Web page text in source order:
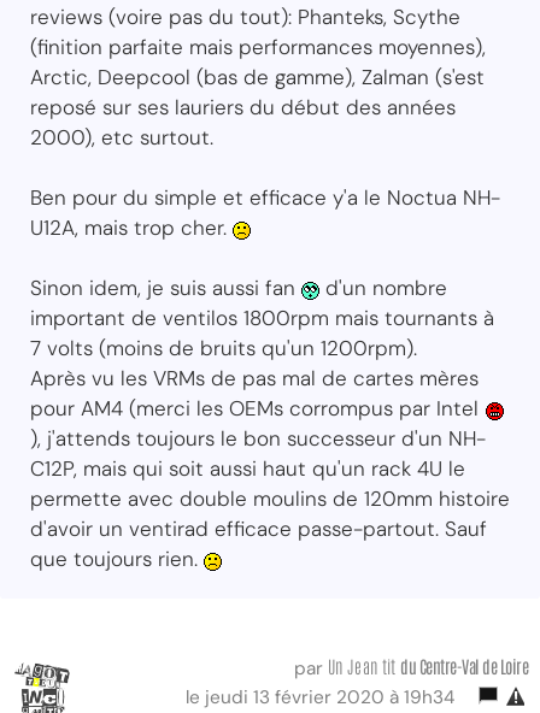
reviews (voire pas du tout): Phanteks, Scythe
(finition parfaite mais performances moyennes),
Arctic, Deepcool (bas de gamme), Zalman (s'est
reposé sur ses lauriers du début des années
2000), etc surtout.
Ben pour du simple et efficace y'a le Noctua NH-
U12A, mais trop cher.
Sinon idem, je suis aussi fan
d'un nombre
important de ventilos 1800rpm mais tournants à
7 volts (moins de bruits qu'un 1200rpm).
Après vu les VRMs de pas mal de cartes mères
pour AM4 (merci les OEMs corrompus par Intel
), j'attends toujours le bon successeur d'un NH-
C12P, mais qui soit aussi haut qu'un rack 4U le
permette avec double moulins de 120mm histoire
d'avoir un ventirad efficace passe-partout. Sauf
que toujours rien.
par Un Jean tit du Centre-Val de Loire
le jeudi 13 février 2020 à 19h34